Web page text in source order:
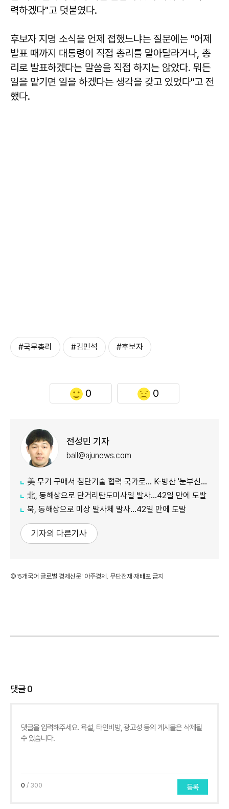
력하겠다"고 덧붙였다.
후보자 지명 소식을 언제 접했느냐는 질문에는 "어제
발표 때까지 대통령이 직접 총리를 맡아달라거나, 총
리로 발표하겠다는 말씀을 직접 하지는 않았다. 뭐든
일을 맡기면 일을 하겠다는 생각을 갖고 있었다"고 전
했다.
#국무총리 #김민석 #후보자
0 0
전성민 기자
ball@ajunews.com
美 무기 구매서 첨단기술 협력 국가로… K-방산 '눈부신 발전'
北, 동해상으로 단거리탄도미사일 발사…42일 만에 도발
북, 동해상으로 미상 발사체 발사…42일 만에 도발
기자의 다른기사
©'5개국어 글로벌 경제신문' 아주경제. 무단전재·재배포 금지
댓글0
0 / 300 등록